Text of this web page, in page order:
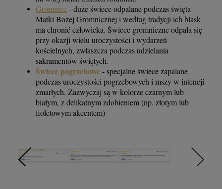
Gromnice- duże świece odpalane podczas święta
Matki Bożej Gromnicznej i według tradycji ich blask
ma chronić człowieka. Świece gromniczne odpala się
przy okazji wielu uroczystości i wydarzeń
kościelnych, zwłaszcza podczas udzielania
sakramentów świętych.
Świece pogrzebowe- specjalne świece zapalane
podczas uroczystości pogrzebowych i mszy w intencji
zmarłych. Zazwyczaj są w kolorze czarnym lub
białym, z delikatnym zdobieniem (np. złotym lub
fioletowym akcentem)